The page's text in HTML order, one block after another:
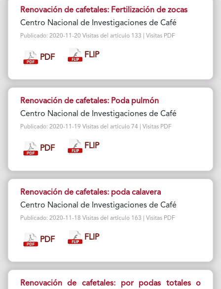
Renovación de cafetales: Fertilización de zocas
Centro Nacional de Investigaciones de Café
Publicado: 2020-11-20 Visitas del artículo 133 | Visitas PDF
PDF FLIP
Renovación de cafetales: Poda pulmón
Centro Nacional de Investigaciones de Café
Publicado: 2020-11-19 Visitas del artículo 74 | Visitas PDF
PDF FLIP
Renovación de cafetales: poda calavera
Centro Nacional de Investigaciones de Café
Publicado: 2020-11-18 Visitas del artículo 163 | Visitas PDF
PDF FLIP
Renovación de cafetales: por podas totales o